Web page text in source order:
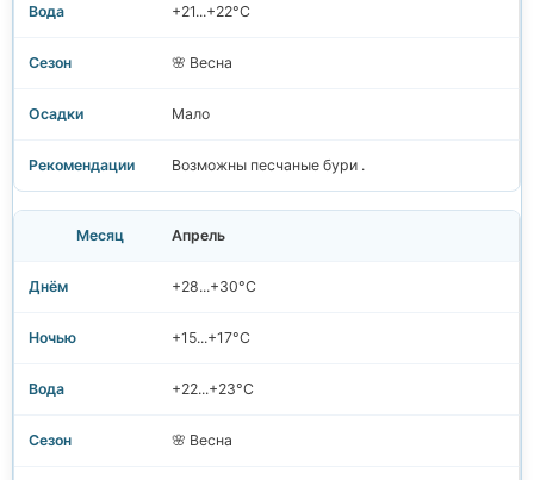
+21...+22°C
🌸 Весна
Мало
Возможны песчаные бури .
Апрель
+28...+30°C
+15...+17°C
+22...+23°C
🌸 Весна